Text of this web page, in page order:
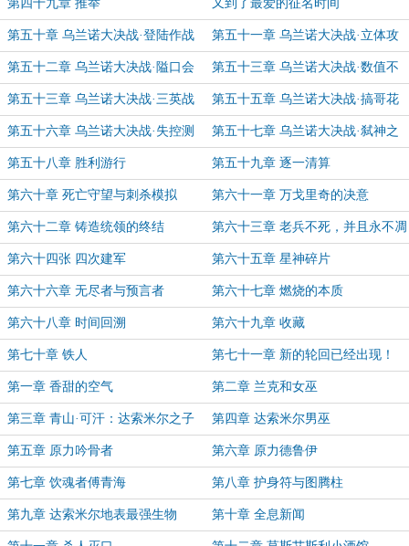
第四十九章 推举 又到了最爱的征名时间
第五十章 乌兰诺大决战·登陆作战 第五十一章 乌兰诺大决战·立体攻
势
第五十二章 乌兰诺大决战·隘口会
战
第五十三章 乌兰诺大决战·数值不
敌机制
第五十三章 乌兰诺大决战·三英战
吕布
第五十五章 乌兰诺大决战·搞哥花
园告破
第五十六章 乌兰诺大决战·失控测
试
第五十七章 乌兰诺大决战·弑神之
枪
第五十八章 胜利游行 第五十九章 逐一清算
第六十章 死亡守望与刺杀模拟 第六十一章 万戈里奇的决意
第六十二章 铸造统领的终结 第六十三章 老兵不死，并且永不凋
零
第六十四张 四次建军 第六十五章 星神碎片
第六十六章 无尽者与预言者 第六十七章 燃烧的本质
第六十八章 时间回溯 第六十九章 收藏
第七十章 铁人 第七十一章 新的轮回已经出现！
第一章 香甜的空气 第二章 兰克和女巫
第三章 青山·可汗：达索米尔之子 第四章 达索米尔男巫
第五章 原力吟骨者 第六章 原力德鲁伊
第七章 饮魂者傅青海 第八章 护身符与图腾柱
第九章 达索米尔地表最强生物 第十章 全息新闻